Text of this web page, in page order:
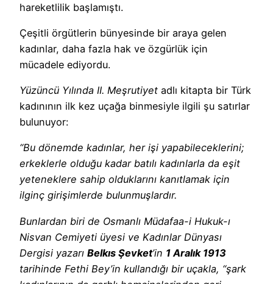
hareketlilik başlamıştı.
Çeşitli örgütlerin bünyesinde bir araya gelen
kadınlar, daha fazla hak ve özgürlük için
mücadele ediyordu.
Yüzüncü Yılında II. Meşrutiyet adlı kitapta bir Türk
kadınının ilk kez uçağa binmesiyle ilgili şu satırlar
bulunuyor:
“Bu dönemde kadınlar, her işi yapabileceklerini;
erkeklerle olduğu kadar batılı kadınlarla da eşit
yeteneklere sahip olduklarını kanıtlamak için
ilginç girişimlerde bulunmuşlardır.
Bunlardan biri de Osmanlı Müdafaa-i Hukuk-ı
Nisvan Cemiyeti üyesi ve Kadınlar Dünyası
Dergisi yazarı Belkıs Şevket’in 1 Aralık 1913
tarihinde Fethi Bey’in kullandığı bir uçakla, “şark